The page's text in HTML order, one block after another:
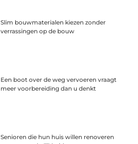
Slim bouwmaterialen kiezen zonder
verrassingen op de bouw
Een boot over de weg vervoeren vraagt
meer voorbereiding dan u denkt
Senioren die hun huis willen renoveren